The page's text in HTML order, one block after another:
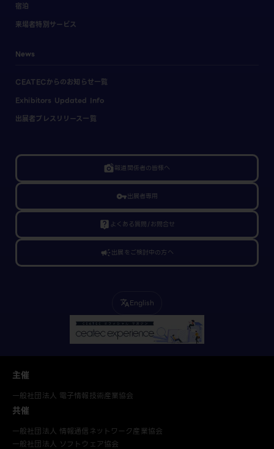
宿泊
来場者特別サービス
News
CEATECからのお知らせ一覧
Exhibitors Updated Info
出展者プレスリリース一覧
linked_camera報道関係者の皆様へ
vpn_key出展者専用
live_help よくある質問/お問合せ
campaign出展をご検討中の方へ
translateEnglish
主催
一般社団法人 電子情報技術産業協会
共催
一般社団法人 情報通信ネットワーク産業協会
一般社団法人 ソフトウェア協会